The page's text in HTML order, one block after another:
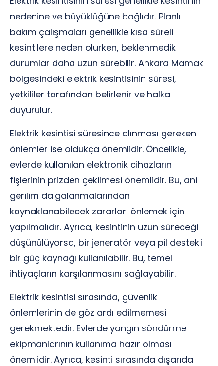
nedenine ve büyüklüğüne bağlıdır. Planlı
bakım çalışmaları genellikle kısa süreli
kesintilere neden olurken, beklenmedik
durumlar daha uzun sürebilir. Ankara Mamak
bölgesindeki elektrik kesintisinin süresi,
yetkililer tarafından belirlenir ve halka
duyurulur.
Elektrik kesintisi süresince alınması gereken
önlemler ise oldukça önemlidir. Öncelikle,
evlerde kullanılan elektronik cihazların
fişlerinin prizden çekilmesi önemlidir. Bu, ani
gerilim dalgalanmalarından
kaynaklanabilecek zararları önlemek için
yapılmalıdır. Ayrıca, kesintinin uzun süreceği
düşünülüyorsa, bir jeneratör veya pil destekli
bir güç kaynağı kullanılabilir. Bu, temel
ihtiyaçların karşılanmasını sağlayabilir.
Elektrik kesintisi sırasında, güvenlik
önlemlerinin de göz ardı edilmemesi
gerekmektedir. Evlerde yangın söndürme
ekipmanlarının kullanıma hazır olması
önemlidir. Ayrıca, kesinti sırasında dışarıda